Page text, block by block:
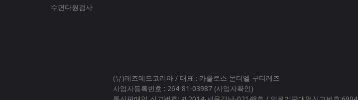
수면다원검사
(유)레즈메드코리아 / 대표 : 카를로스 몬티엘 구티레즈
사업자등록번호 : 264-81-03987 (사업자확인)